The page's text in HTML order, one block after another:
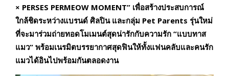
× PERSES PERMEOW MOMENT” เพื่อสร้างประสบการณ์
ใกล้ชิดระหว่างแบรนด์ ศิลปิน และกลุ่ม Pet Parents รุ่นใหม่
ที่จะมาร่วมถ่ายทอดโมเมนต์สุดน่ารักกับความรัก “แบบทาส
แมว” พร้อมเนรมิตบรรยากาศสุดฟินให้ทั้งแฟนคลับและคนรัก
แมวได้อินไปพร้อมกันตลอดงาน